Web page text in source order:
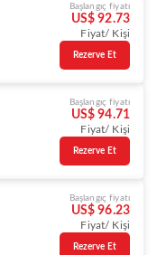
Başlangıç fiyatı
US$ 92.73
Fiyat/ Kişi
Rezerve Et
Başlangıç fiyatı
US$ 94.71
Fiyat/ Kişi
Rezerve Et
Başlangıç fiyatı
US$ 96.23
Fiyat/ Kişi
Rezerve Et